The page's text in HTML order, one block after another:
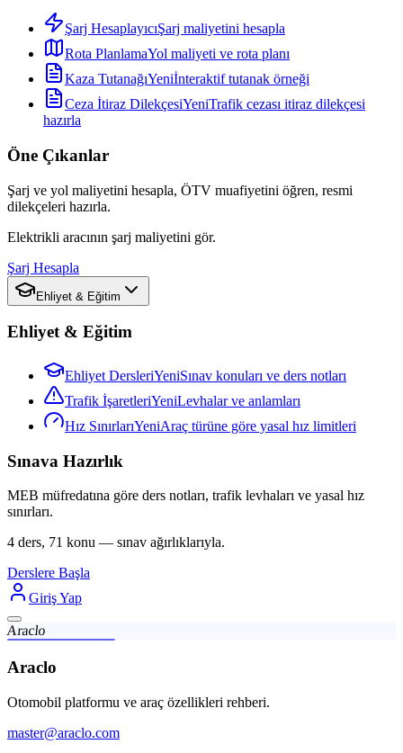
Şarj HesaplayıcıŞarj maliyetini hesapla
Rota PlanlamaYol maliyeti ve rota planı
Kaza TutanağıYeniİnteraktif tutanak örneği
Ceza İtiraz DilekçesiYeniTrafik cezası itiraz dilekçesi
hazırla
Öne Çıkanlar
Şarj ve yol maliyetini hesapla, ÖTV muafiyetini öğren, resmi
dilekçeleri hazırla.
Elektrikli aracının şarj maliyetini gör.
Şarj Hesapla
Ehliyet & Eğitim
Ehliyet & Eğitim
Ehliyet DersleriYeniSınav konuları ve ders notları
Trafik İşaretleriYeniLevhalar ve anlamları
Hız SınırlarıYeniAraç türüne göre yasal hız limitleri
Sınava Hazırlık
MEB müfredatına göre ders notları, trafik levhaları ve yasal hız
sınırları.
4 ders, 71 konu — sınav ağırlıklarıyla.
Derslere Başla
Giriş Yap
Araclo
Araclo
Otomobil platformu ve araç özellikleri rehberi.
master@araclo.com